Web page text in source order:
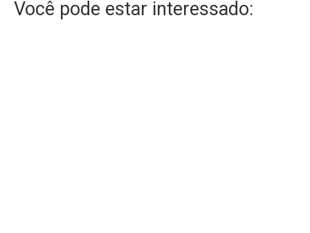
Você pode estar interessado: